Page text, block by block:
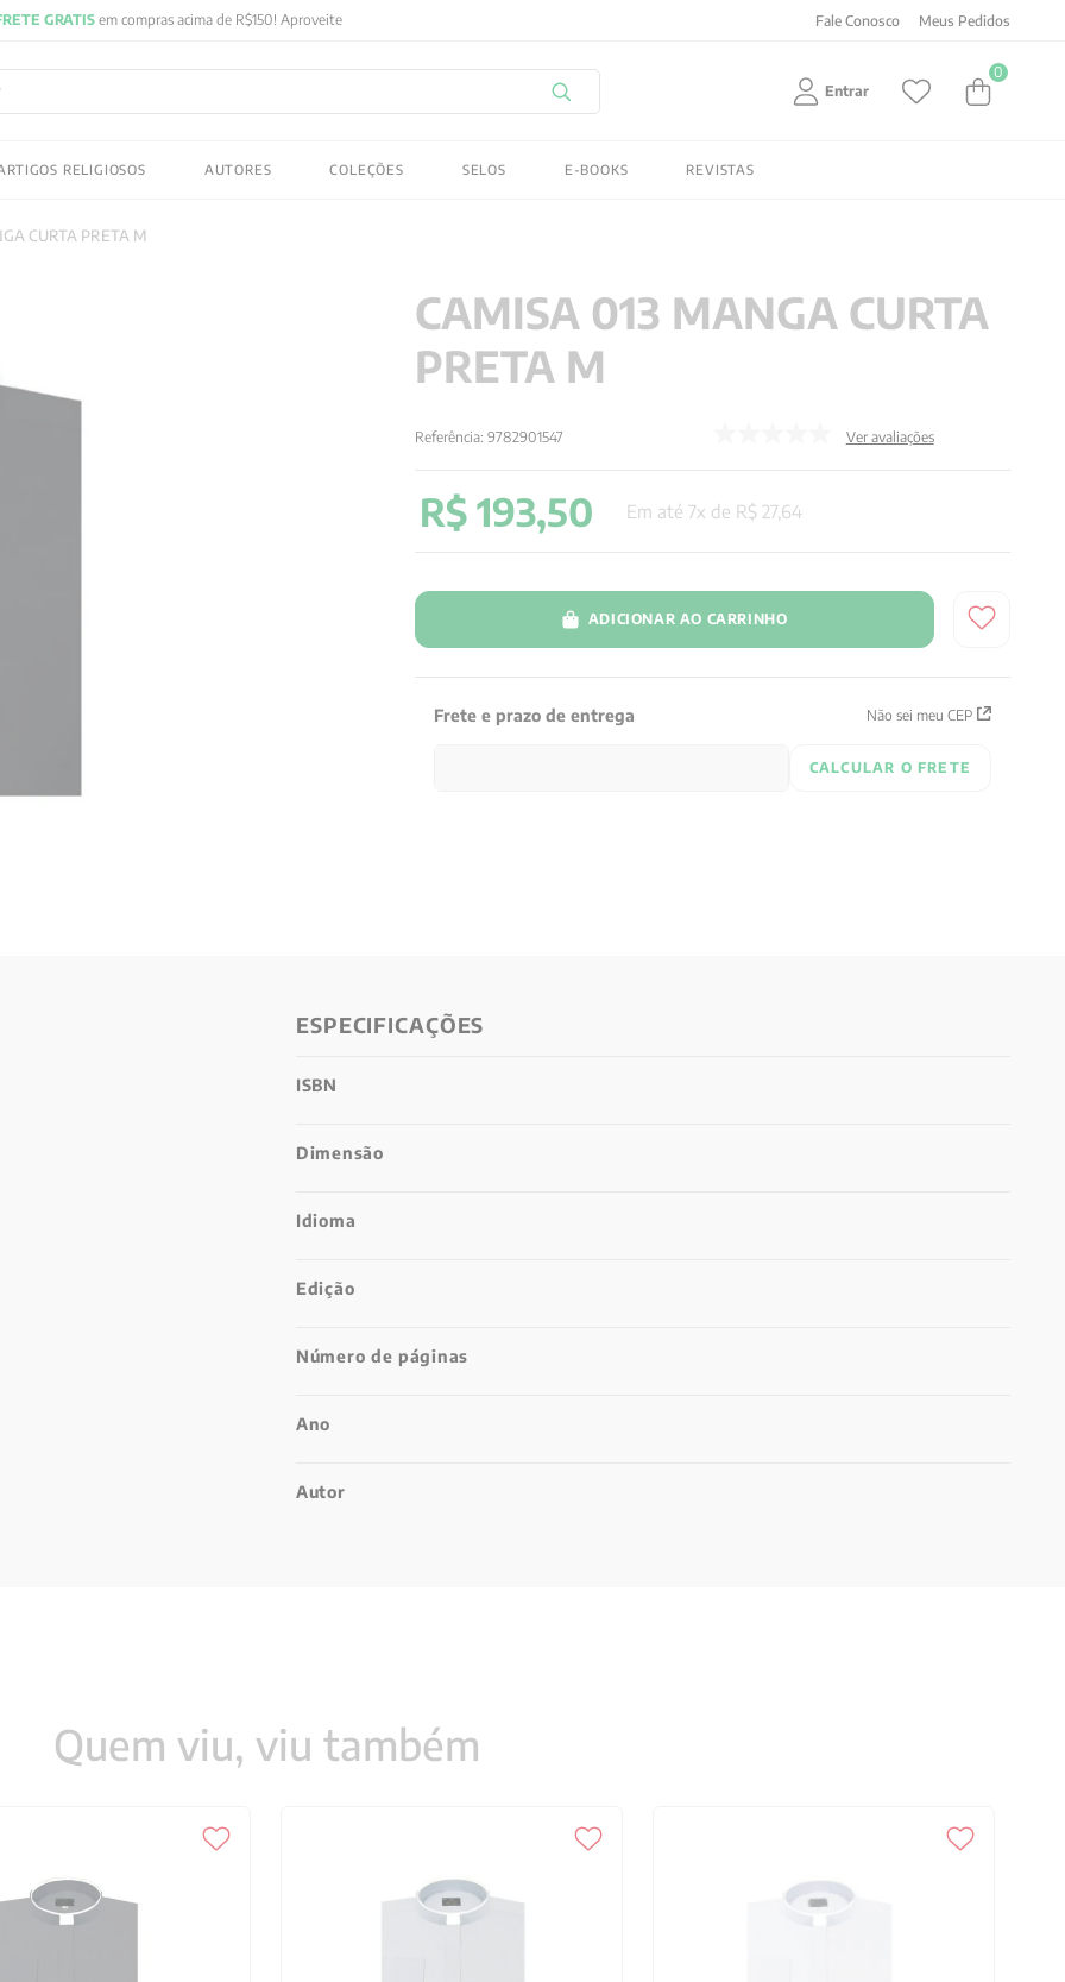
GRATISem compras acima de R$150! Aproveite Fale Conosco Meus Pedidos
Entrar
0
RELIGIOSOS AUTORES COLEÇÕES SELOS E-BOOKS REVISTAS
CURTA PRETA M
CAMISA 013 MANGA CURTA
PRETA M
Referência:9782901547 Ver avaliações
R$ 193,50 Em até7x de R$ 27,64
ADICIONAR AO CARRINHO
Frete e prazo de entrega Não sei meu CEP
CALCULAR O FRETE
ESPECIFICAÇÕES
ISBN
Dimensão
Idioma
Edição
Número de páginas
Ano
Autor
Quem viu, viu também